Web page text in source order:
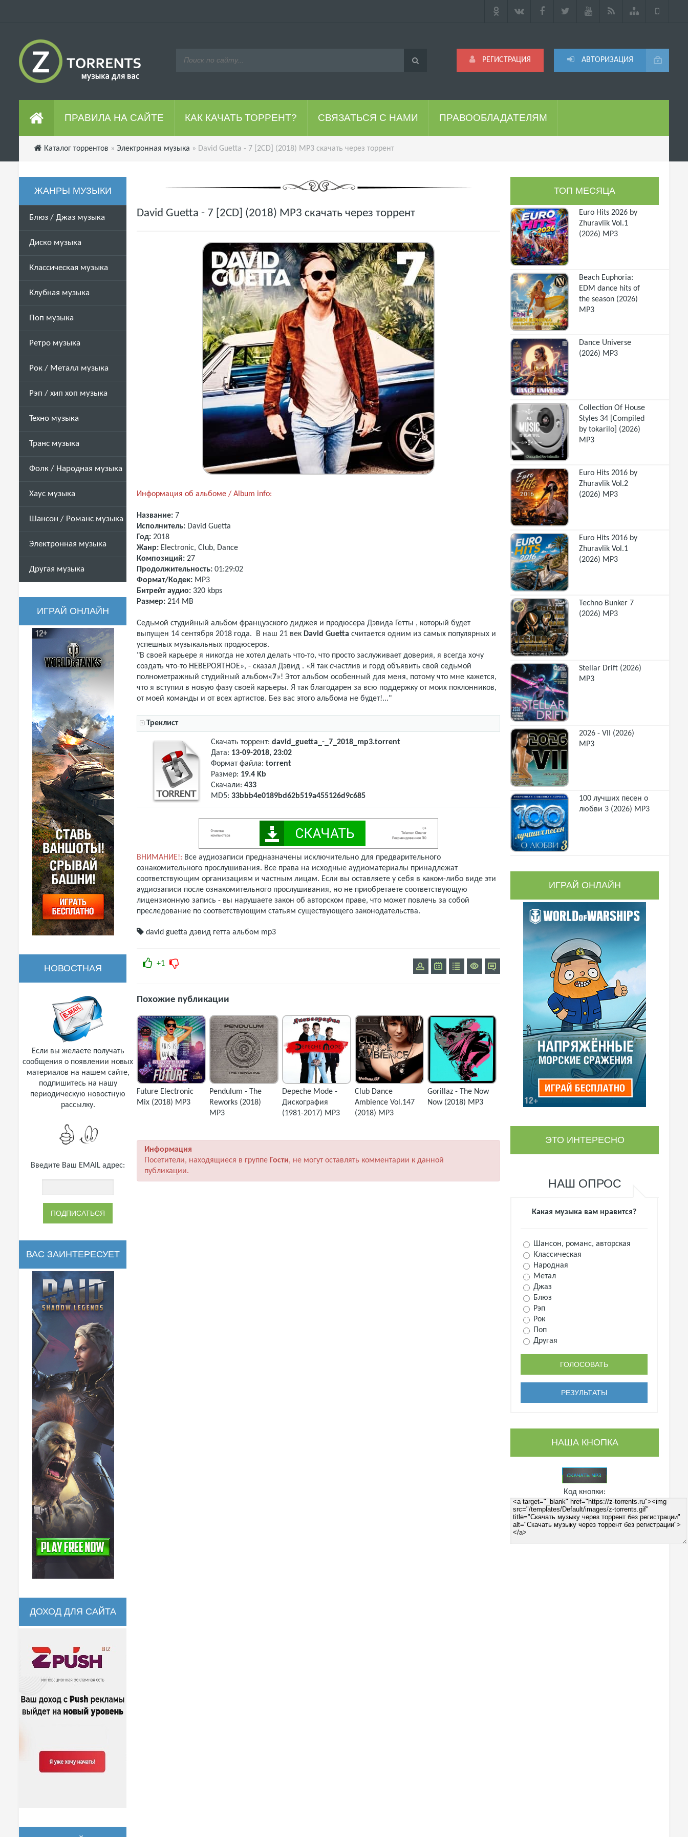
АВТОРИЗАЦИЯ
РЕГИСТРАЦИЯ
ПРАВИЛА НА САЙТЕ КАК КАЧАТЬ ТОРРЕНТ? СВЯЗАТЬСЯ С НАМИ ПРАВООБЛАДАТЕЛЯМ
Каталог торрентов » Электронная музыка » David Guetta - 7 [2CD] (2018) MP3 скачать через торрент
ЖАНРЫ МУЗЫКИ
Блюз / Джаз музыка
Диско музыка
Классическая музыка
Клубная музыка
Поп музыка
Ретро музыка
Рок / Металл музыка
Рэп / хип хоп музыка
Техно музыка
Транс музыка
Фолк / Народная музыка
Хаус музыка
Шансон / Романс музыка
Электронная музыка
Другая музыка
ИГРАЙ ОНЛАЙН
НОВОСТНАЯ
РАССЫЛКА
Если вы желаете получать
сообщения о появлении новых
материалов на нашем сайте,
подпишитесь на нашу
периодическую новостную
рассылку.
Введите Ваш EMAIL адрес:
ВАС ЗАИНТЕРЕСУЕТ
ДОХОД ДЛЯ САЙТА
David Guetta - 7 [2CD] (2018) MP3 скачать через торрент
Информация об альбоме / Album info:
Название: 7
Исполнитель: David Guetta
Год: 2018
Жанр: Electronic, Club, Dance
Композиций: 27
Продолжительность: 01:29:02
Формат/Кодек: MP3
Битрейт аудио: 320 kbps
Размер: 214 MB
Седьмой студийный альбом французского диджея и продюсера Дэвида Гетты , который будет
выпущен 14 сентября 2018 года. В наш 21 век David Guetta считается одним из самых популярных и
успешных музыкальных продюсеров.
"В своей карьере я никогда не хотел делать что-то, что просто заслуживает доверия, я всегда хочу
создать что-то НЕВЕРОЯТНОЕ», - сказал Дэвид . «Я так счастлив и горд объявить свой седьмой
полнометражный студийный альбом«7»! Этот альбом особенный для меня, потому что мне кажется,
что я вступил в новую фазу своей карьеры. Я так благодарен за всю поддержку от моих поклонников,
от моей команды и от всех артистов. Без вас этого альбома не будет!..."
Треклист
Скачать торрент: david_guetta_-_7_2018_mp3.torrent
Дата: 13-09-2018, 23:02
Формат файла: torrent
Размер: 19.4 Kb
Скачали: 433
MD5: 33bbb4e0189bd62b519a455126d9c685
ВНИМАНИЕ!: Все аудиозаписи предназначены исключительно для предварительного
ознакомительного прослушивания. Все права на исходные аудиоматериалы принадлежат
соответствующим организациям и частным лицам. Если вы оставляете у себя в каком-либо виде эти
аудиозаписи после ознакомительного прослушивания, но не приобретаете соответствующую
лицензионную запись - вы нарушаете закон об авторском праве, что может повлечь за собой
преследование по соответствующим статьям существующего законодательства.
david guetta дэвид гетта альбом mp3
+1
Похожие публикации
Future Electronic
Mix (2018) MP3
Pendulum - The
Reworks (2018)
MP3
Depeche Mode -
Дискография
(1981-2017) MP3
Club Dance
Ambience Vol.147
(2018) MP3
Gorillaz - The Now
Now (2018) MP3
Информация
Посетители, находящиеся в группе Гости, не могут оставлять комментарии к данной
публикации.
ТОП МЕСЯЦА
Euro Hits 2026 by
Zhuravlik Vol.1
(2026) MP3
Beach Euphoria:
EDM dance hits of
the season (2026)
MP3
Dance Universe
(2026) MP3
Collection Of House
Styles 34 [Compiled
by tokarilo] (2026)
MP3
Euro Hits 2016 by
Zhuravlik Vol.2
(2026) MP3
Euro Hits 2016 by
Zhuravlik Vol.1
(2026) MP3
Techno Bunker 7
(2026) MP3
Stellar Drift (2026)
MP3
2026 - VII (2026)
MP3
100 лучших песен о
любви 3 (2026) MP3
ИГРАЙ ОНЛАЙН
ЭТО ИНТЕРЕСНО
НАШ ОПРОС
Какая музыка вам нравится?
Шансон, романс, авторская
Классическая
Народная
Метал
Джаз
Блюз
Рэп
Рок
Поп
Другая
НАША КНОПКА
Код кнопки: